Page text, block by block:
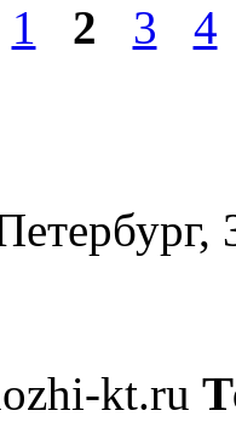
1 2 3 4
kt.ru